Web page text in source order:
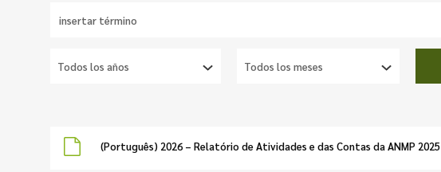
search
(Português) 2026 – Relatório de Atividades e das Contas da ANMP 2025